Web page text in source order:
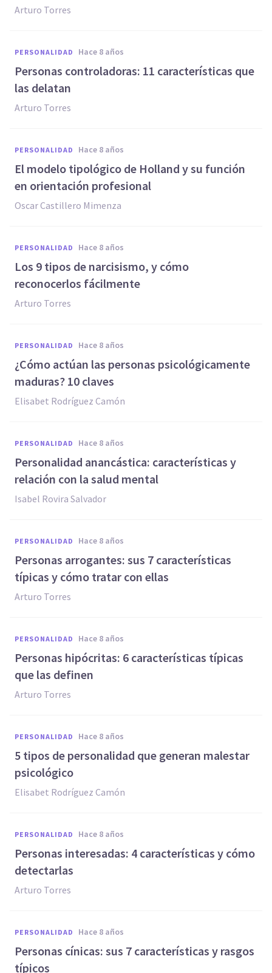
Arturo Torres
PERSONALIDAD hace 8 años
Personas controladoras: 11 características que
las delatan
Arturo Torres
PERSONALIDAD hace 8 años
El modelo tipológico de Holland y su función
en orientación profesional
Oscar Castillero Mimenza
PERSONALIDAD hace 8 años
Los 9 tipos de narcisismo, y cómo
reconocerlos fácilmente
Arturo Torres
PERSONALIDAD hace 8 años
¿Cómo actúan las personas psicológicamente
maduras? 10 claves
Elisabet Rodríguez Camón
PERSONALIDAD hace 8 años
Personalidad anancástica: características y
relación con la salud mental
Isabel Rovira Salvador
PERSONALIDAD hace 8 años
Personas arrogantes: sus 7 características
típicas y cómo tratar con ellas
Arturo Torres
PERSONALIDAD hace 8 años
Personas hipócritas: 6 características típicas
que las definen
Arturo Torres
PERSONALIDAD hace 8 años
5 tipos de personalidad que generan malestar
psicológico
Elisabet Rodríguez Camón
PERSONALIDAD hace 8 años
Personas interesadas: 4 características y cómo
detectarlas
Arturo Torres
PERSONALIDAD hace 8 años
Personas cínicas: sus 7 características y rasgos
típicos